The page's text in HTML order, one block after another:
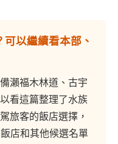
以繼續看本部、
瀨福木林道、古宇
看這篇整理了水族
旅客的飯店選擇，
店和其他候選名單